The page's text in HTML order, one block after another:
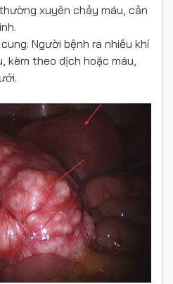
xuyên chảy máu, cản
Người bệnh ra nhiều khí
kèm theo dịch hoặc máu,